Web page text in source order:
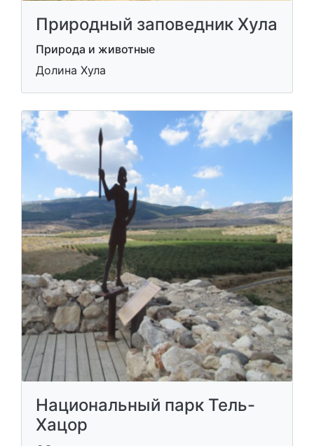
Природный заповедник Хула
Природа и животные
Долина Хула
Национальный парк Тель-
Хацор